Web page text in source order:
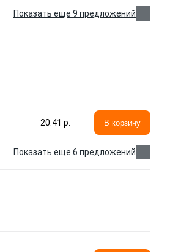
Показать еще 9 предложений
20.41 p. В корзину
Показать еще 6 предложений